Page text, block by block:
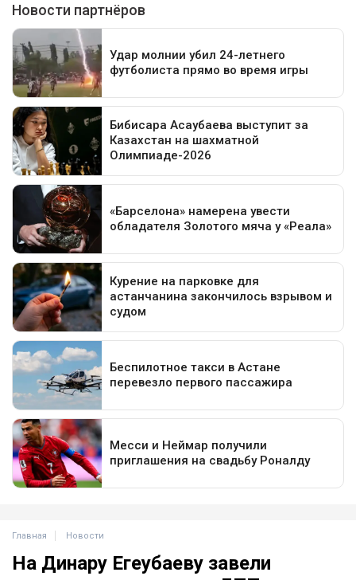
Главная Новости
На Динару Егеубаеву завели